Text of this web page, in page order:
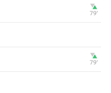
79‎’‎
79‎’‎